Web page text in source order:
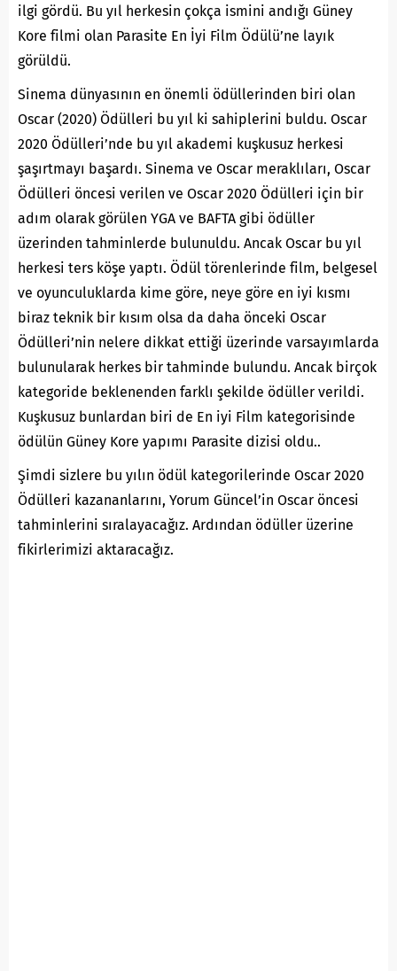
ilgi gördü. Bu yıl herkesin çokça ismini andığı Güney
Kore filmi olan Parasite En İyi Film Ödülü’ne layık
görüldü.
Sinema dünyasının en önemli ödüllerinden biri olan
Oscar (2020) Ödülleri bu yıl ki sahiplerini buldu. Oscar
2020 Ödülleri’nde bu yıl akademi kuşkusuz herkesi
şaşırtmayı başardı. Sinema ve Oscar meraklıları, Oscar
Ödülleri öncesi verilen ve Oscar 2020 Ödülleri için bir
adım olarak görülen YGA ve BAFTA gibi ödüller
üzerinden tahminlerde bulunuldu. Ancak Oscar bu yıl
herkesi ters köşe yaptı. Ödül törenlerinde film, belgesel
ve oyunculuklarda kime göre, neye göre en iyi kısmı
biraz teknik bir kısım olsa da daha önceki Oscar
Ödülleri’nin nelere dikkat ettiği üzerinde varsayımlarda
bulunularak herkes bir tahminde bulundu. Ancak birçok
kategoride beklenenden farklı şekilde ödüller verildi.
Kuşkusuz bunlardan biri de En iyi Film kategorisinde
ödülün Güney Kore yapımı Parasite dizisi oldu..
Şimdi sizlere bu yılın ödül kategorilerinde Oscar 2020
Ödülleri kazananlarını, Yorum Güncel’in Oscar öncesi
tahminlerini sıralayacağız. Ardından ödüller üzerine
fikirlerimizi aktaracağız.